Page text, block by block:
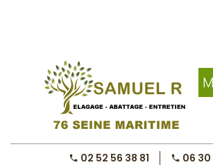
02 52 56 38 81 06 30